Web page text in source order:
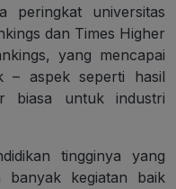
peringkat universitas
dan Times Higher
yang mencapai
– aspek seperti hasil
biasa untuk industri
tingginya yang
banyak kegiatan baik